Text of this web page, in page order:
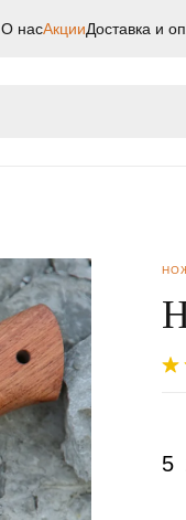
О насАкцииДоставка и
5